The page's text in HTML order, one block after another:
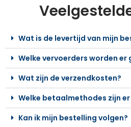
Wat is de levertijd van mijn
Welke vervoerders worden er
Wat zijn de verzendkosten?
Welke betaalmethodes zijn
Kan ik mijn bestelling volgen?